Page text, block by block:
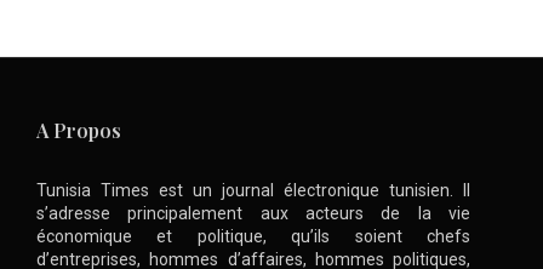
A Propos
Tunisia Times est un journal électronique tunisien. Il
s’adresse principalement aux acteurs de la vie
économique et politique, qu’ils soient chefs
d’entreprises, hommes d’affaires, hommes politiques,